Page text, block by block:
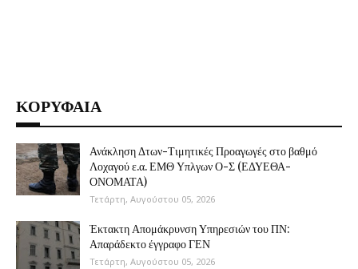
ΚΟΡΥΦΑΙΑ
Ανάκληση Δτων-Τιμητικές Προαγωγές στο βαθμό
Λοχαγού ε.α. ΕΜΘ Υπλγων Ο-Σ (ΕΔΥΕΘΑ-
ΟΝΟΜΑΤΑ)
Τετάρτη, Αυγούστου 05, 2026
Έκτακτη Απομάκρυνση Υπηρεσιών του ΠΝ:
Απαράδεκτο έγγραφο ΓΕΝ
Τετάρτη, Αυγούστου 05, 2026